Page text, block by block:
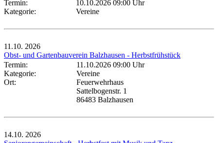
Termin:
10.10.2026 09:00 Uhr
Kategorie:
Vereine
11.10. 2026
Obst- und Gartenbauverein Balzhausen - Herbstfrühstück
Termin:
11.10.2026 09:00 Uhr
Kategorie:
Vereine
Ort:
Feuerwehrhaus
Sattelbogenstr. 1
86483 Balzhausen
14.10. 2026